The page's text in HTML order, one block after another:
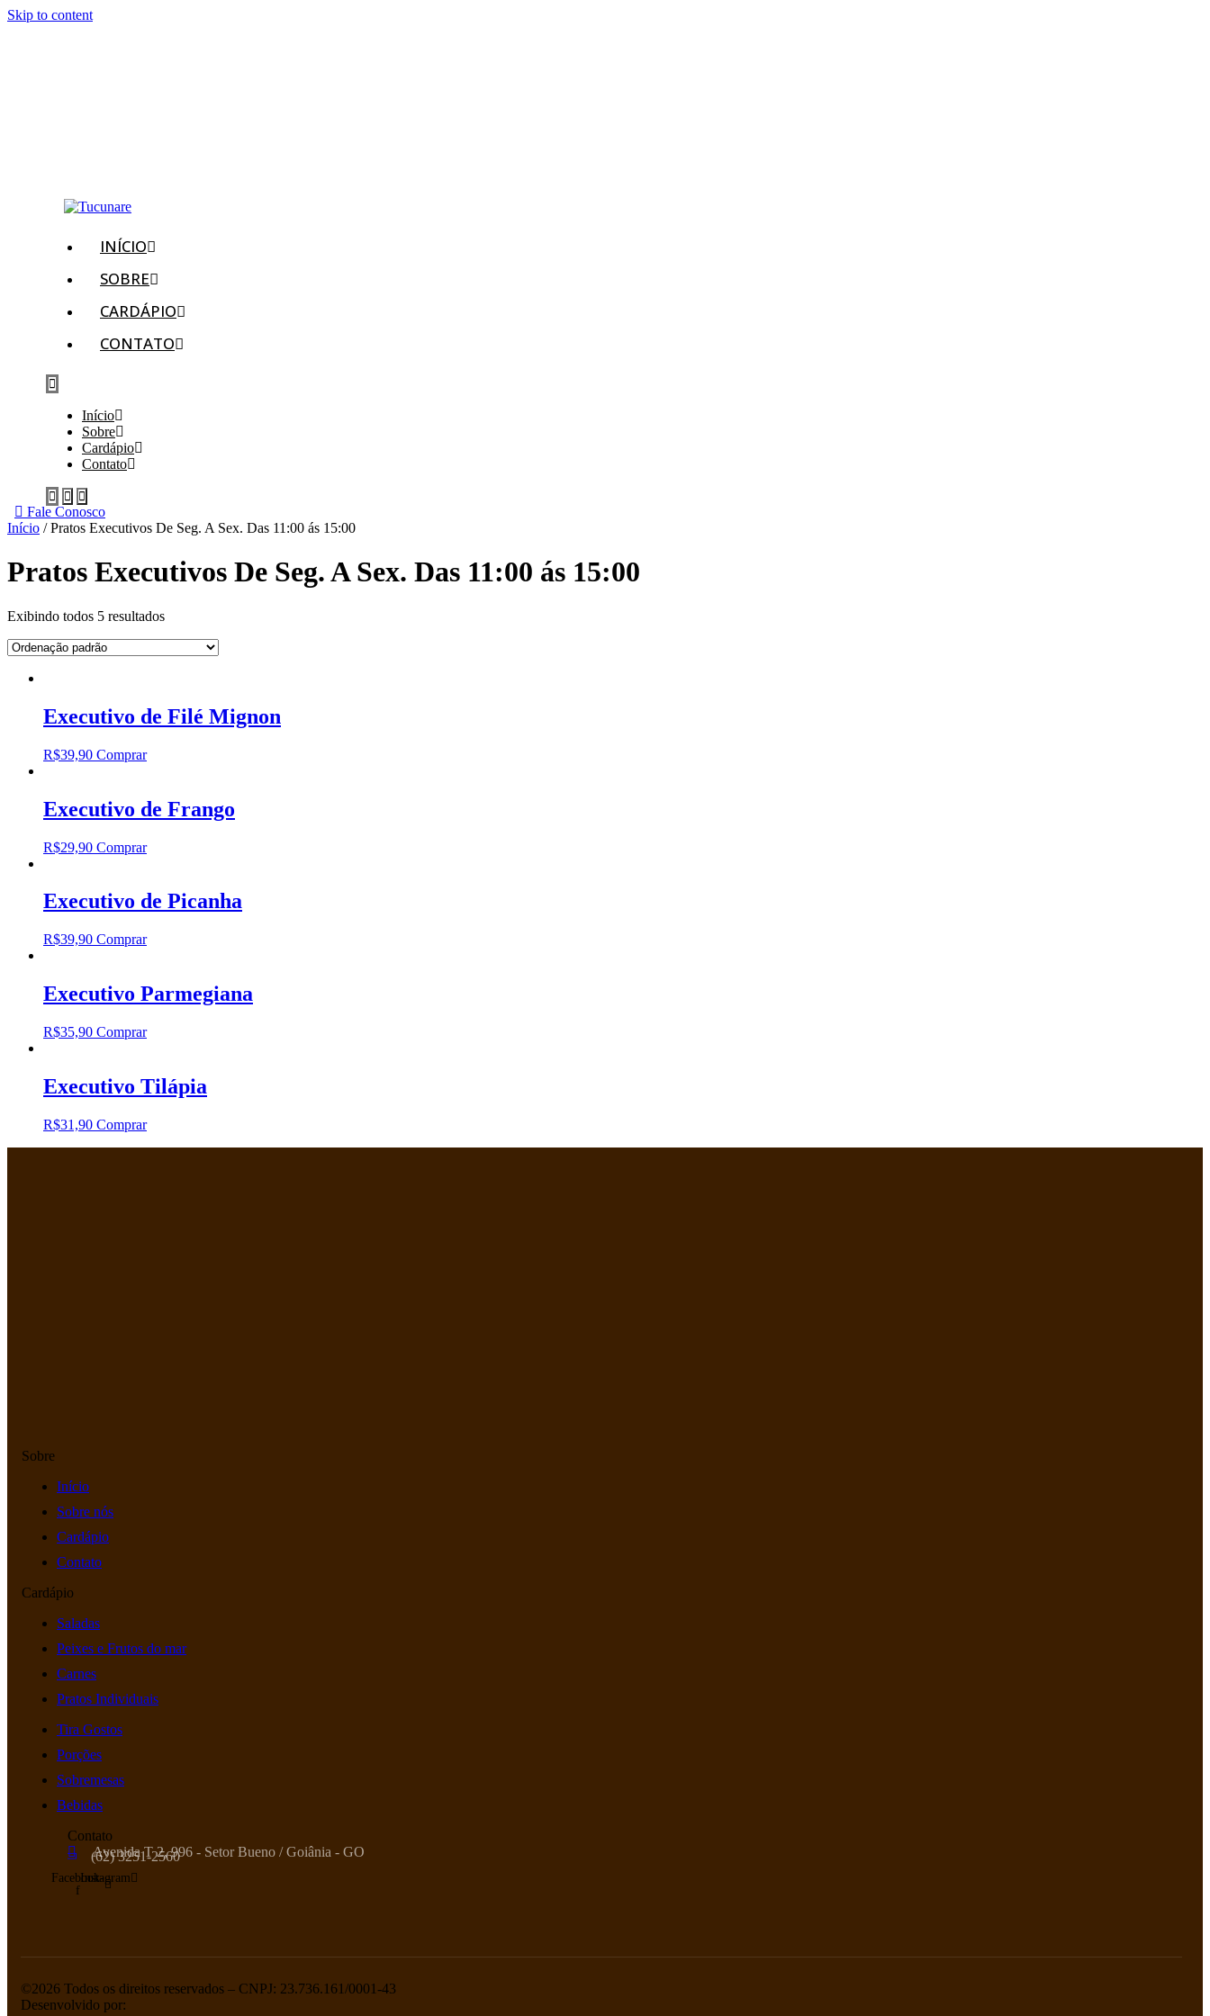
Skip to content
INÍCIO
SOBRE
CARDÁPIO
CONTATO
Início
Sobre
Cardápio
Contato
Fale Conosco
Início / Pratos Executivos De Seg. A Sex. Das 11:00 ás 15:00
Pratos Executivos De Seg. A Sex. Das 11:00 ás 15:00
Exibindo todos 5 resultados
Executivo de Filé Mignon
R$39,90 Comprar
Executivo de Frango
R$29,90 Comprar
Executivo de Picanha
R$39,90 Comprar
Executivo Parmegiana
R$35,90 Comprar
Executivo Tilápia
R$31,90 Comprar
Sobre
Início
Sobre nós
Cardápio
Contato
Cardápio
Saladas
Peixes e Frutos do mar
Carnes
Pratos Individuais
Tira Gostos
Porções
Sobremesas
Bebidas
Contato
Avenida T 2, 996 - Setor Bueno / Goiânia - GO
(62) 3251-2560
Facebook-
f
Instagram
©2026 Todos os direitos reservados – CNPJ: 23.736.161/0001-43
Desenvolvido por: